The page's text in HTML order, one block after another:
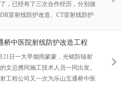
影像科等。我们项目经理到现场
进行需求沟通后，根据场地实际情
定把手术室防护改造项目交给我们
，已经有了三次合作经历，分别做
室射线防护改造、CT室射线防护
工作。 放射科机房CT设备门洞尺
在1.3米到1.5米，适中的门洞尺寸
米，高2.1米，门洞太小设备和病床
门洞太大门体又太重。由于防辐射
桥中医院射线防护改造工程
21日一大早烟雨蒙蒙，光铭防辐射
文总携同施工技术人员一同出发。
工程公司又一次为乐山五通桥中医